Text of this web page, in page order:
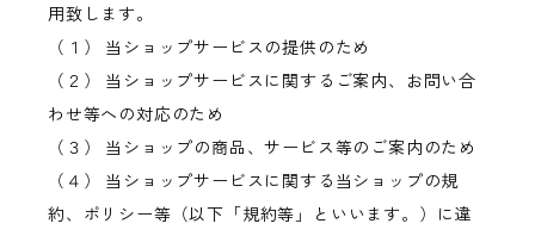
用致します。
（１） 当ショップサービスの提供のため
（２） 当ショップサービスに関するご案内、お問い合
わせ等への対応のため
（３） 当ショップの商品、サービス等のご案内のため
（４） 当ショップサービスに関する当ショップの規
約、ポリシー等（以下「規約等」といいます。）に違